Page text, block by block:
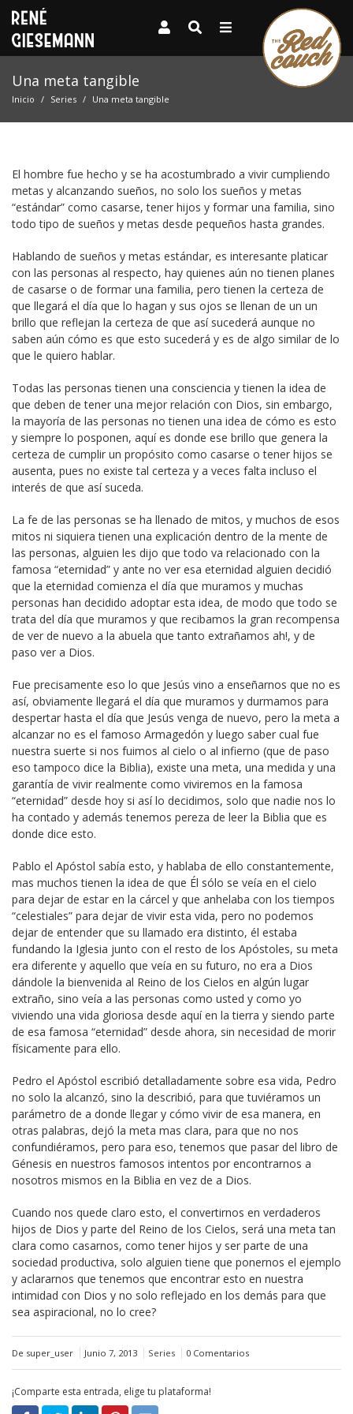
Una meta tangible
Inicio Series Una meta tangible
El hombre fue hecho y se ha acostumbrado a vivir cumpliendo
metas y alcanzando sueños, no solo los sueños y metas
“estándar” como casarse, tener hijos y formar una familia, sino
todo tipo de sueños y metas desde pequeños hasta grandes.
Hablando de sueños y metas estándar, es interesante platicar
con las personas al respecto, hay quienes aún no tienen planes
de casarse o de formar una familia, pero tienen la certeza de
que llegará el día que lo hagan y sus ojos se llenan de un un
brillo que reflejan la certeza de que así sucederá aunque no
saben aún cómo es que esto sucederá y es de algo similar de lo
que le quiero hablar.
Todas las personas tienen una consciencia y tienen la idea de
que deben de tener una mejor relación con Dios, sin embargo,
la mayoría de las personas no tienen una idea de cómo es esto
y siempre lo posponen, aquí es donde ese brillo que genera la
certeza de cumplir un propósito como casarse o tener hijos se
ausenta, pues no existe tal certeza y a veces falta incluso el
interés de que así suceda.
La fe de las personas se ha llenado de mitos, y muchos de esos
mitos ni siquiera tienen una explicación dentro de la mente de
las personas, alguien les dijo que todo va relacionado con la
famosa “eternidad” y ante no ver esa eternidad alguien decidió
que la eternidad comienza el día que muramos y muchas
personas han decidido adoptar esta idea, de modo que todo se
trata del día que muramos y que recibamos la gran recompensa
de ver de nuevo a la abuela que tanto extrañamos ah!, y de
paso ver a Dios.
Fue precisamente eso lo que Jesús vino a enseñarnos que no es
así, obviamente llegará el día que muramos y durmamos para
despertar hasta el día que Jesús venga de nuevo, pero la meta a
alcanzar no es el famoso Armagedón y luego saber cual fue
nuestra suerte si nos fuimos al cielo o al infierno (que de paso
eso tampoco dice la Biblia), existe una meta, una medida y una
garantía de vivir realmente como viviremos en la famosa
“eternidad” desde hoy si así lo decidimos, solo que nadie nos lo
ha contado y además tenemos pereza de leer la Biblia que es
donde dice esto.
Pablo el Apóstol sabía esto, y hablaba de ello constantemente,
mas muchos tienen la idea de que Él sólo se veía en el cielo
para dejar de estar en la cárcel y que anhelaba con los tiempos
“celestiales” para dejar de vivir esta vida, pero no podemos
dejar de entender que su llamado era distinto, él estaba
fundando la Iglesia junto con el resto de los Apóstoles, su meta
era diferente y aquello que veía en su futuro, no era a Dios
dándole la bienvenida al Reino de los Cielos en algún lugar
extraño, sino veía a las personas como usted y como yo
viviendo una vida gloriosa desde aquí en la tierra y siendo parte
de esa famosa “eternidad” desde ahora, sin necesidad de morir
físicamente para ello.
Pedro el Apóstol escribió detalladamente sobre esa vida, Pedro
no solo la alcanzó, sino la describió, para que tuviéramos un
parámetro de a donde llegar y cómo vivir de esa manera, en
otras palabras, dejó la meta mas clara, para que no nos
confundiéramos, pero para eso, tenemos que pasar del libro de
Génesis en nuestros famosos intentos por encontrarnos a
nosotros mismos en la Biblia en vez de a Dios.
Cuando nos quede claro esto, el convertirnos en verdaderos
hijos de Dios y parte del Reino de los Cielos, será una meta tan
clara como casarnos, como tener hijos y ser parte de una
sociedad productiva, solo alguien tiene que ponernos el ejemplo
y aclararnos que tenemos que encontrar esto en nuestra
intimidad con Dios y no solo reflejado en los demás para que
sea aspiracional, no lo cree?
De super_user Junio 7, 2013 Series 0 Comentarios
¡Comparte esta entrada, elige tu plataforma!